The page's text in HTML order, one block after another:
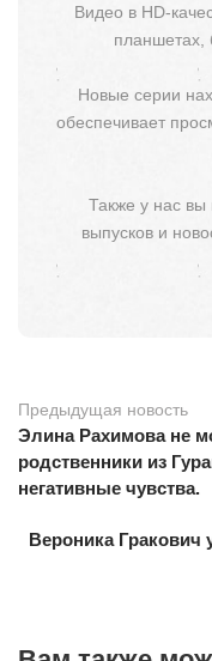
Видео в HD-
планшетах,
Новые серии
обеспечивает
Также у нас
выпусков и
Предыдущая новость
Элина Рахимова не
родственники из
негативные чувства.
Вероника Гракович